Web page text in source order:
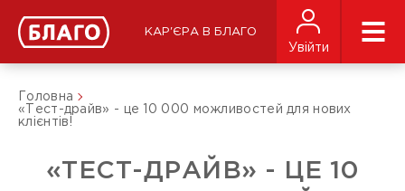
КАР'ЄРА В БЛАГО
Увійти
Головна
«Тест-драйв» - це 10 000 можливостей для нових
клієнтів!
«ТЕСТ-ДРАЙВ» - ЦЕ 10